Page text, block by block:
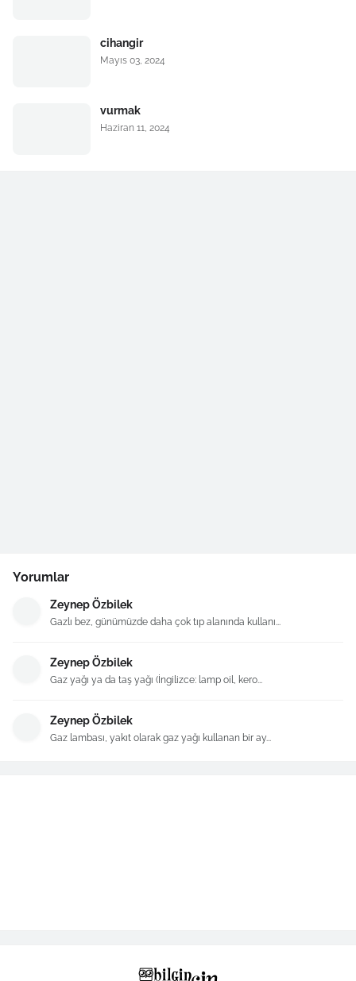
cihangir
Mayıs 03, 2024
vurmak
Haziran 11, 2024
Yorumlar
Zeynep Özbilek
Gazlı bez, günümüzde daha çok tıp alanında kullanı...
Zeynep Özbilek
Gaz yağı ya da taş yağı (İngilizce: lamp oil, kero...
Zeynep Özbilek
Gaz lambası, yakıt olarak gaz yağı kullanan bir ay...